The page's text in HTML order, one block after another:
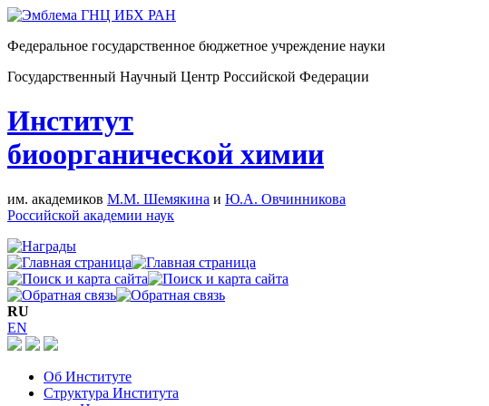
Федеральное государственное бюджетное учреждение науки
Государственный Научный Центр Российской Федерации
Институт
биоорганической химии
им. академиков М.М. Шемякина и Ю.А. Овчинникова
Российской академии наук
RU
EN
Об Институте
Структура Института